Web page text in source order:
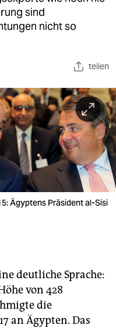
sind
nicht so
teilen
Ägyptens Präsident al-Sisi
deutliche Sprache:
von 428
die
an Ägypten. Das